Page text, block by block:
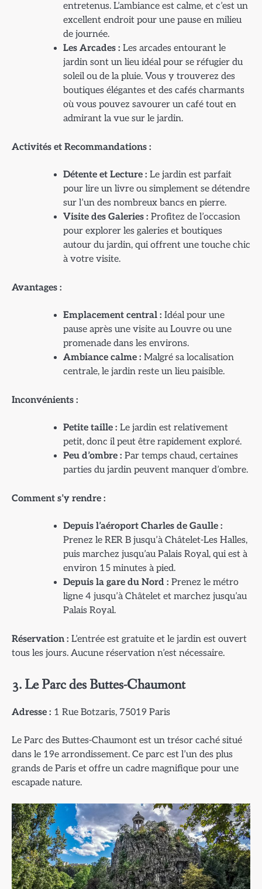
entretenus. L’ambiance est calme, et c’est un
excellent endroit pour une pause en milieu
de journée.
Les Arcades : Les arcades entourant le
jardin sont un lieu idéal pour se réfugier du
soleil ou de la pluie. Vous y trouverez des
boutiques élégantes et des cafés charmants
où vous pouvez savourer un café tout en
admirant la vue sur le jardin.
Activités et Recommandations :
Détente et Lecture : Le jardin est parfait
pour lire un livre ou simplement se détendre
sur l’un des nombreux bancs en pierre.
Visite des Galeries : Profitez de l’occasion
pour explorer les galeries et boutiques
autour du jardin, qui offrent une touche chic
à votre visite.
Avantages :
Emplacement central : Idéal pour une
pause après une visite au Louvre ou une
promenade dans les environs.
Ambiance calme : Malgré sa localisation
centrale, le jardin reste un lieu paisible.
Inconvénients :
Petite taille : Le jardin est relativement
petit, donc il peut être rapidement exploré.
Peu d’ombre : Par temps chaud, certaines
parties du jardin peuvent manquer d’ombre.
Comment s’y rendre :
Depuis l’aéroport Charles de Gaulle :
Prenez le RER B jusqu’à Châtelet-Les Halles,
puis marchez jusqu’au Palais Royal, qui est à
environ 15 minutes à pied.
Depuis la gare du Nord : Prenez le métro
ligne 4 jusqu’à Châtelet et marchez jusqu’au
Palais Royal.
Réservation : L’entrée est gratuite et le jardin est ouvert
tous les jours. Aucune réservation n’est nécessaire.
3. Le Parc des Buttes-Chaumont
Adresse : 1 Rue Botzaris, 75019 Paris
Le Parc des Buttes-Chaumont est un trésor caché situé
dans le 19e arrondissement. Ce parc est l’un des plus
grands de Paris et offre un cadre magnifique pour une
escapade nature.